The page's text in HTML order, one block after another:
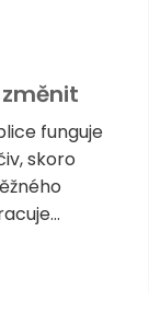
funguje
skoro